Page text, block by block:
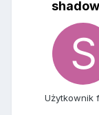
Użytkownik